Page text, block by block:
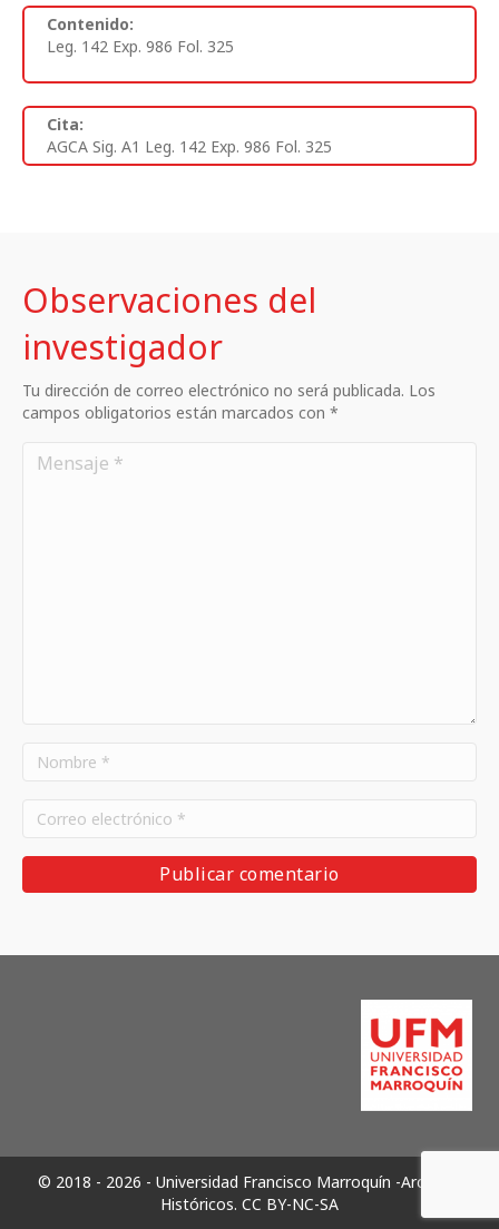
Contenido:
Leg. 142 Exp. 986 Fol. 325
Cita:
AGCA Sig. A1 Leg. 142 Exp. 986 Fol. 325
Observaciones del
investigador
Tu dirección de correo electrónico no será publicada. Los
campos obligatorios están marcados con *
© 2018 - 2026 - Universidad Francisco Marroquín -Archivos
Históricos. CC BY-NC-SA